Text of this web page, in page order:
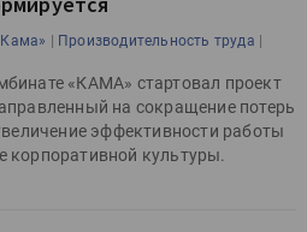
| Производительность труда |
«КАМА» стартовал проект
на сокращение потерь
эффективности работы
культуры.